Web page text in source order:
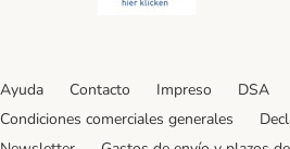
Ayuda Contacto Impreso DSA
Condiciones comerciales generales